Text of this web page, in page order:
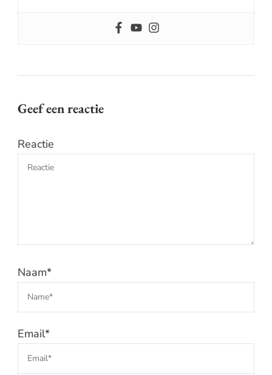
Geef een reactie
Reactie
Naam*
Email*